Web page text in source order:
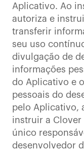
Aplicativo. Ao
autoriza e
transferir
seu uso
divulgação de
informações
do Aplicativo e
pessoais do
pelo Aplicativo,
instruir a Clover
único
desenvolvedor